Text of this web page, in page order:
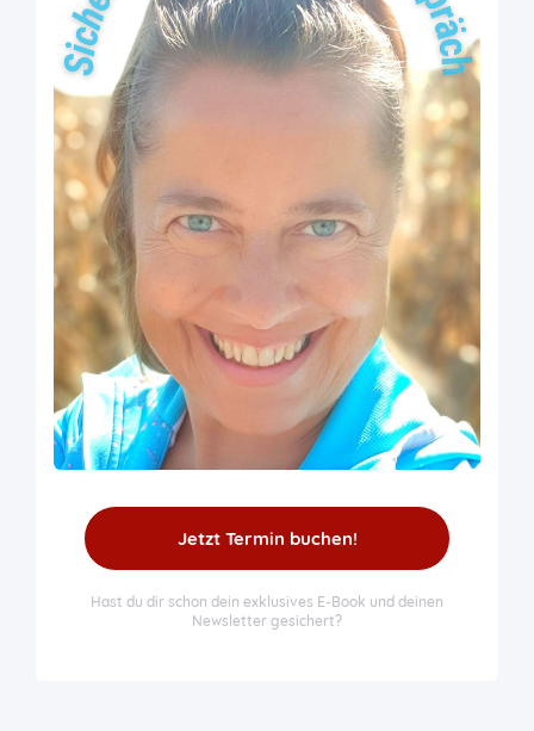
Jetzt Termin buchen!
Hast du dir schon dein exklusives E-Book und deinen
Newsletter gesichert?